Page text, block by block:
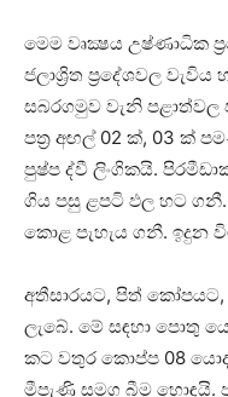
මෙම වෘක්‍ෂය උෂ්ණාධික
ජලාශ්‍රිත ප්‍රදේශවල
සබරගමුව වැනි
පත්‍ර අඟල් 02 ක්‌, 03 ක්‌
පුෂ්ප ද්වී ලිංගිකයි.
ගිය පසු ළපටි ඵල හට ගනී.
කොළ පැහැය ගනී. ඉදුන
අතීසාරයට, පිත් කෝපයට,
ලැබේ. මේ සඳහා පොතු
කට වතුර කොප්ප 08
මීපැණි සමග බීම හොඳයි.